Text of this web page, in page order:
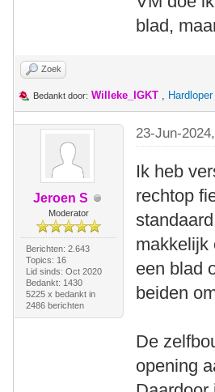
blad,
Zoek
Bedankt door: Willeke_IGKT , Hardloper
Jeroen S
Moderator
Berichten: 2.643
Topics: 16
Lid sinds: Oct 2020
Bedankt: 1430
5225 x bedankt in
2486 berichten
23-Jun-
Ik heb
rechtop
makkelijk
een blad
beiden
De
opening